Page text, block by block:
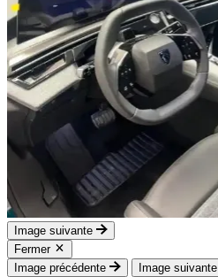
Image suivante
Fermer
Image précédente
Image suivante